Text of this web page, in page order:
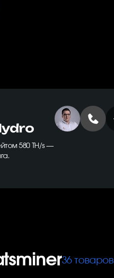
580 TH/s —
36 товаров